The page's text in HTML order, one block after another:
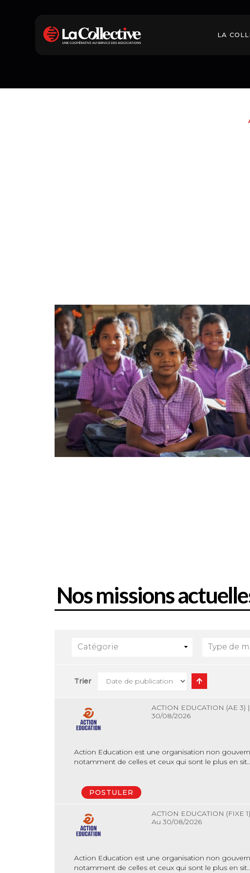
LA
Nosmissions
Trier
ACTION EDUCATION (AE 3)
30/08/2026
Action Education est une organisation non
notamment de celles et ceux qui sont le plus en
POSTULER
ACTION EDUCATION (FIXE 1)
Au 30/08/2026
Action Education est une organisation non
notamment de celles et ceux qui sont le plus en